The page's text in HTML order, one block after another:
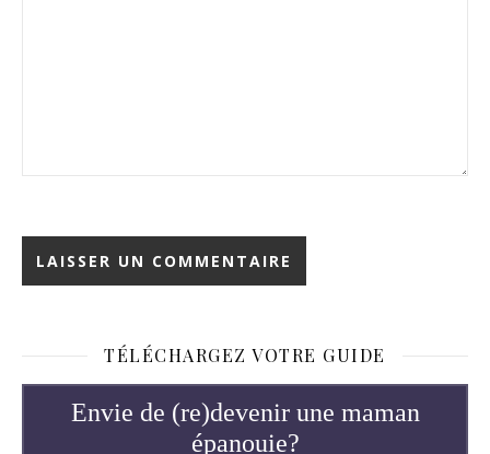
TÉLÉCHARGEZ VOTRE GUIDE